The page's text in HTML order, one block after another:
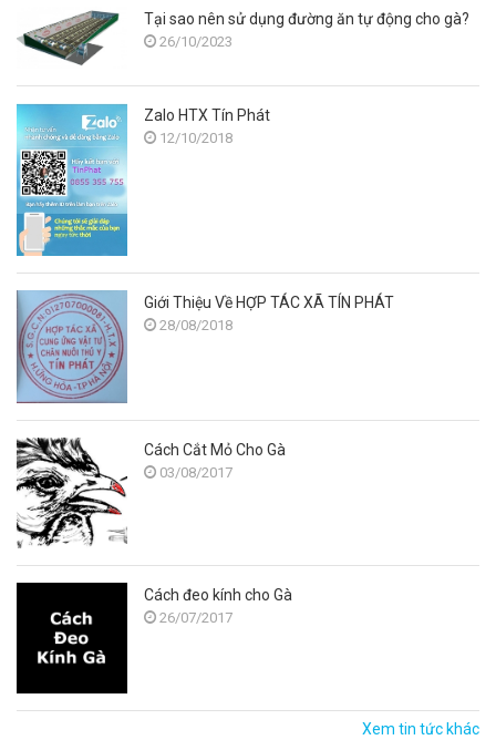
Tại sao nên sử dụng đường ăn tự động cho gà?
26/10/2023
Zalo HTX Tín Phát
12/10/2018
Giới Thiệu Về HỢP TÁC XÃ TÍN PHÁT
28/08/2018
Cách Cắt Mỏ Cho Gà
03/08/2017
Cách đeo kính cho Gà
26/07/2017
Xem tin tức khác